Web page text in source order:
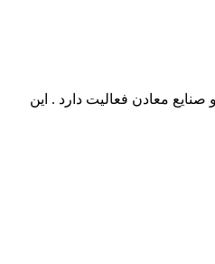
معادن فعالیت دارد . این